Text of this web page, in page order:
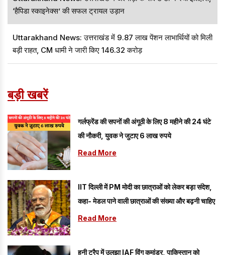
‘हैपिडा स्काइनेक्स’ की सफल ट्रायल उड़ान
Uttarakhand News: उत्तराखंड में 9.87 लाख पेंशन लाभार्थियों को मिली
बड़ी राहत, CM धामी ने जारी किए ₹146.32 करोड़
बड़ी खबरें
गर्लफ्रेंड की सपनों की अंगूठी के लिए 8 महीने की 24 घंटे
की नौकरी, युवक ने जुटाए 6 लाख रुपये
Read More
IIT दिल्ली में PM मोदी का छात्राओं को लेकर बड़ा संदेश,
कहा- मेडल पाने वाली छात्राओं की संख्या और बढ़नी चाहिए
Read More
हनी ट्रैप में उलझा IAF विंग कमांडर, पाकिस्तान को